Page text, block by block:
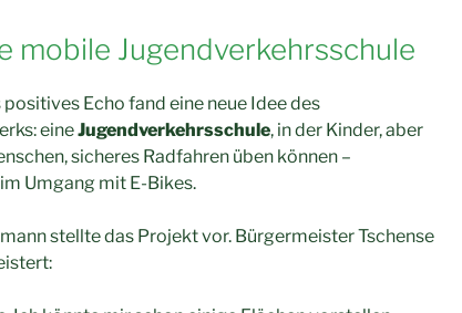
mobile Jugendverkehrsschule
positives Echo fand eine neue Idee des
eineJugendverkehrsschule, in der Kinder, aber
sicheres Radfahren üben können –
Umgang mit E-Bikes.
stellte das Projekt vor. Bürgermeister Tschense